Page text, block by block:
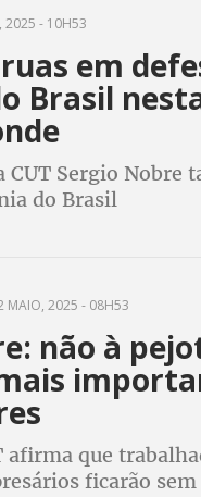
2025 - 10H53
em
Brasil
CUT Sergio Nobre
do Brasil
MAIO, 2025 - 08H53
não à
afirma que
ficarão